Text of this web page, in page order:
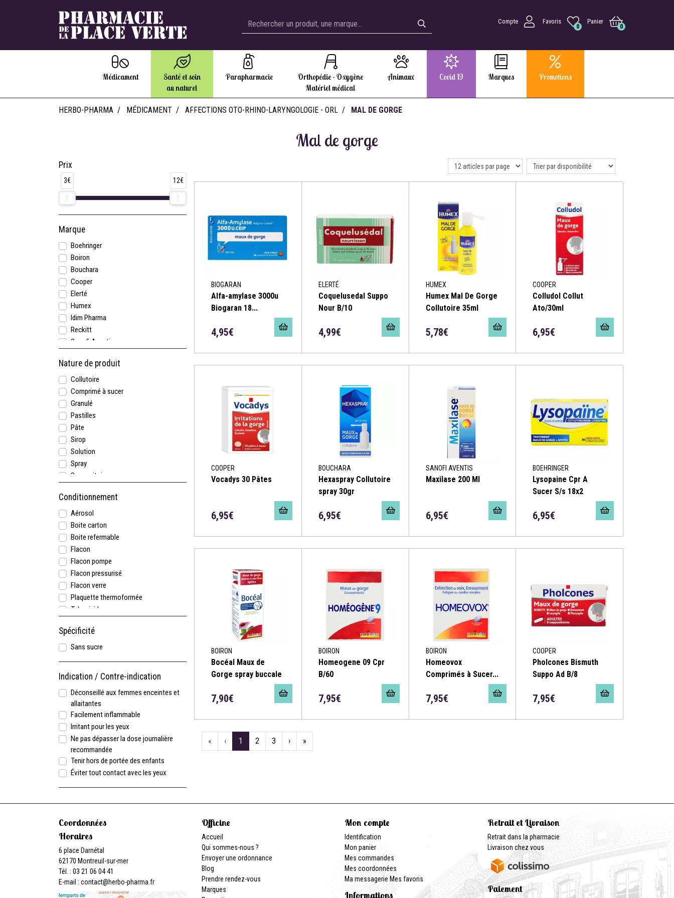
Compte Favoris
0
Panier
0
Médicament
Santé et soin
au naturel
Parapharmacie
Orthopédie - Oxygène
Matériel médical
Animaux Covid 19 Marques Promotions
HERBO-PHARMA MÉDICAMENT AFFECTIONS OTO-RHINO-LARYNGOLOGIE - ORL MAL DE GORGE
Mal de gorge
Prix
3€ 12€
Marque
Boehringer
Boiron
Bouchara
Cooper
Elerté
Humex
Idim Pharma
Reckitt
Sanofi Aventis
Nature de produit
Collutoire
Comprimé à sucer
Granulé
Pastilles
Pâte
Sirop
Solution
Spray
Suppositoire
Conditionnement
Aérosol
Boite carton
Boite refermable
Flacon
Flacon pompe
Flacon pressurisé
Flacon verre
Plaquette thermoformée
Tube rigide
Spécificité
Sans sucre
Indication / Contre-indication
Déconseillé aux femmes enceintes et
allaitantes
Facilement inflammable
Irritant pour les yeux
Ne pas dépasser la dose journalière
recommandée
Tenir hors de portée des enfants
Éviter tout contact avec les yeux
BIOGARAN
Alfa-amylase 3000u
Biogaran 18...
4,95€
ELERTÉ
Coquelusedal Suppo
Nour B/10
4,99€
HUMEX
Humex Mal De Gorge
Collutoire 35ml
5,78€
COOPER
Colludol Collut
Ato/30ml
6,95€
COOPER
Vocadys 30 Pâtes
6,95€
BOUCHARA
Hexaspray Collutoire
spray 30gr
6,95€
SANOFI AVENTIS
Maxilase 200 Ml
6,95€
BOEHRINGER
Lysopaine Cpr A
Sucer S/s 18x2
6,95€
BOIRON
Bocéal Maux de
Gorge spray buccale
7,90€
BOIRON
Homeogene 09 Cpr
B/60
7,95€
BOIRON
Homeovox
Comprimés à Sucer...
7,95€
COOPER
Pholcones Bismuth
Suppo Ad B/8
7,95€
« ‹ 1 2 3 › »
Coordonnées
Horaires
6 place Darnétal
62170 Montreuil-sur-mer
Tél. : 03 21 06 04 41
E-mail : contact@herbo-pharma.fr
Officine
Accueil
Qui sommes-nous ?
Envoyer une ordonnance
Blog
Prendre rendez-vous
Marques
Mon compte
Identification
Mon panier
Mes commandes
Mes coordonnées
Ma messagerie Mes favoris
Informations
Retrait et Livraison
Retrait dans la pharmacie
Livraison chez vous
Paiement